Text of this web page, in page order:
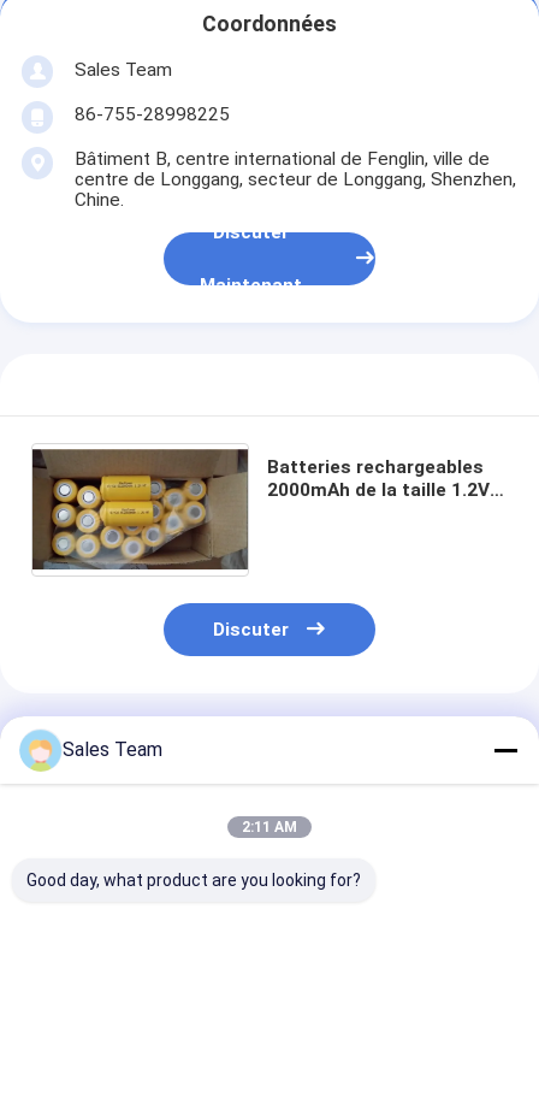
Batterie au lithium primaire
Coordonnées
Sales Team
86-755-28998225
Bâtiment B, centre international de Fenglin, ville de
centre de Longgang, secteur de Longgang, Shenzhen,
Chine.
Discuter
Maintenant
Batteries rechargeables
2000mAh de la taille 1.2V
Discuter
Produits Recommandés
Sales Team
2:11 AM
Good day, what product are you looking for?